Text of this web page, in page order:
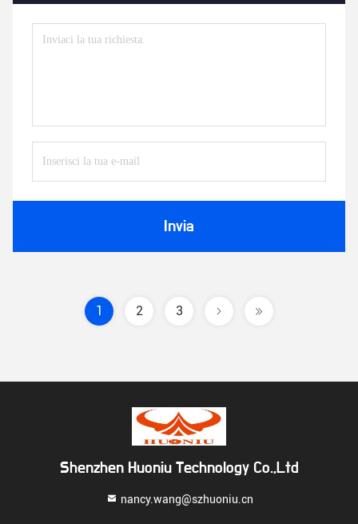
Invia
1 2 3
Shenzhen Huoniu Technology Co.,Ltd
nancy.wang@szhuoniu.cn